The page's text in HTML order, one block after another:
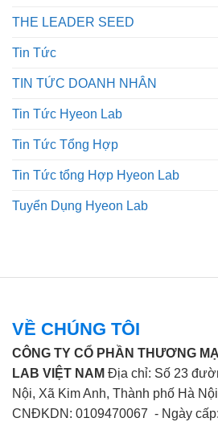
THE LEADER SEED
Tin Tức
TIN TỨC DOANH NHÂN
Tin Tức Hyeon Lab
Tin Tức Tổng Hợp
Tin Tức tổng Hợp Hyeon Lab
Tuyển Dụng Hyeon Lab
VỀ CHÚNG TÔI
CÔNG TY CỔ PHẦN THƯƠNG
LAB VIỆT NAM Địa chỉ: Số 23
Nội, Xã Kim Anh, Thành phố Hà
CNĐKDN: 0109470067 - Ngày